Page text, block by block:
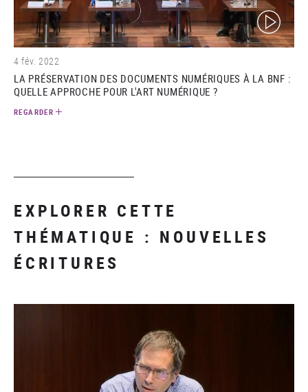
(video)
4 fév. 2022
LA PRÉSERVATION DES DOCUMENTS NUMÉRIQUES À LA BNF :
QUELLE APPROCHE POUR L'ART NUMÉRIQUE ?
REGARDER
EXPLORER CETTE
THÉMATIQUE : NOUVELLES
ÉCRITURES